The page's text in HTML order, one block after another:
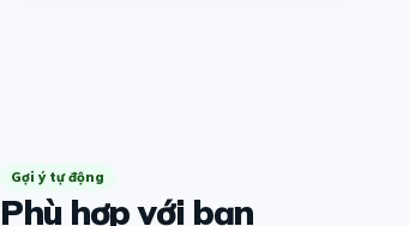
Gợi ý tự động
Phù hợp với bạn